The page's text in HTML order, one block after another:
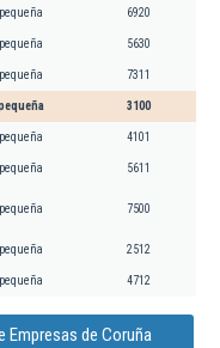
pequeña 6920
pequeña 5630
pequeña 7311
3100
pequeña 4101
pequeña 5611
pequeña 7500
pequeña 2512
pequeña 4712
Empresas de Coruña